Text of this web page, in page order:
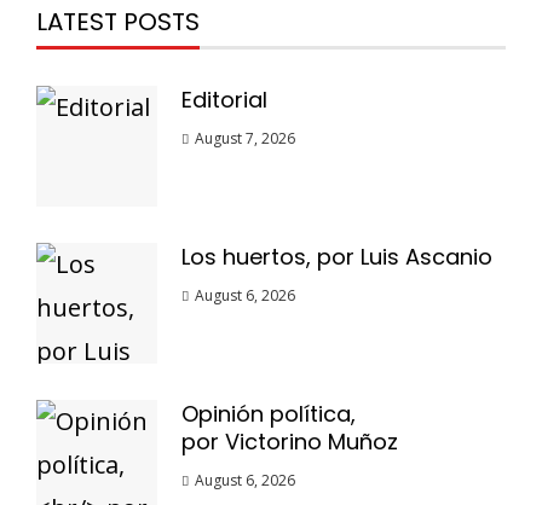
LATEST POSTS
Editorial
August 7, 2026
Los huertos, por Luis Ascanio
August 6, 2026
Opinión política,
por Victorino Muñoz
August 6, 2026